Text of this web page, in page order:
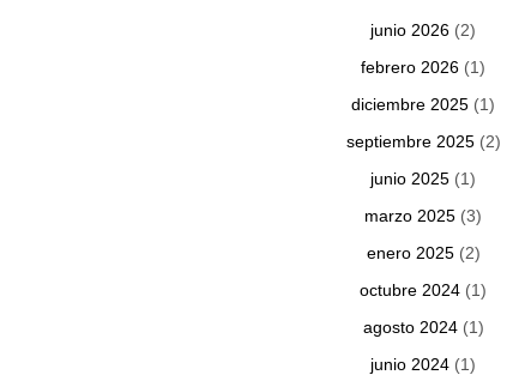
junio 2026 (2)
febrero 2026 (1)
diciembre 2025 (1)
septiembre 2025(2)
junio 2025 (1)
marzo 2025 (3)
enero 2025(2)
octubre 2024 (1)
agosto 2024(1)
junio 2024 (1)